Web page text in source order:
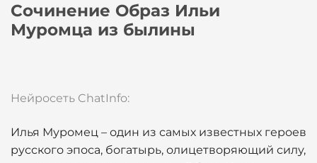
Сочинение Образ Ильи
Муромца из былины
Нейросеть ChatInfo:
Илья Муромец – один из самых известных героев
русского эпоса, богатырь, олицетворяющий силу,